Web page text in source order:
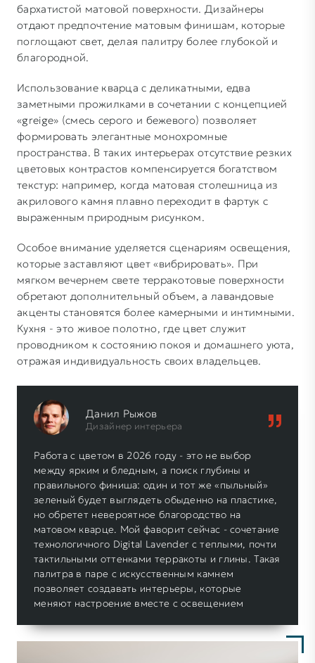
бархатистой матовой поверхности. Дизайнеры
отдают предпочтение матовым финишам, которые
поглощают свет, делая палитру более глубокой и
благородной.
Использование кварца с деликатными, едва
заметными прожилками в сочетании с концепцией
«greige» (смесь серого и бежевого) позволяет
формировать элегантные монохромные
пространства. В таких интерьерах отсутствие резких
цветовых контрастов компенсируется богатством
текстур: например, когда матовая столешница из
акрилового камня плавно переходит в фартук с
выраженным природным рисунком.
Особое внимание уделяется сценариям освещения,
которые заставляют цвет «вибрировать». При
мягком вечернем свете терракотовые поверхности
обретают дополнительный объем, а лавандовые
акценты становятся более камерными и интимными.
Кухня - это живое полотно, где цвет служит
проводником к состоянию покоя и домашнего уюта,
отражая индивидуальность своих владельцев.
Данил Рыжов
Дизайнер интерьера
Работа с цветом в 2026 году - это не выбор
между ярким и бледным, а поиск глубины и
правильного финиша: один и тот же «пыльный»
зеленый будет выглядеть обыденно на пластике,
но обретет невероятное благородство на
матовом кварце. Мой фаворит сейчас - сочетание
технологичного Digital Lavender с теплыми, почти
тактильными оттенками терракоты и глины. Такая
палитра в паре с искусственным камнем
позволяет создавать интерьеры, которые
меняют настроение вместе с освещением